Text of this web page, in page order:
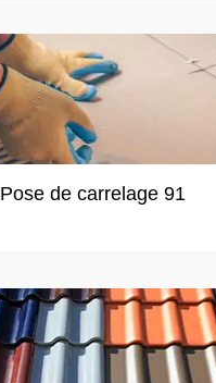
Pose de carrelage 91